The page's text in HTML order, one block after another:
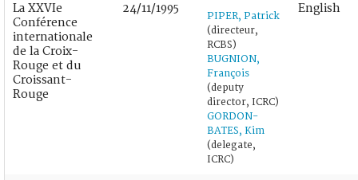
La XXVIe
Conférence
internationale
de la Croix-
Rouge et du
Croissant-
Rouge
24/11/1995
PIPER, Patrick
(directeur,
RCBS)
BUGNION,
François
(deputy
director, ICRC)
GORDON-
BATES, Kim
(delegate,
ICRC)
English